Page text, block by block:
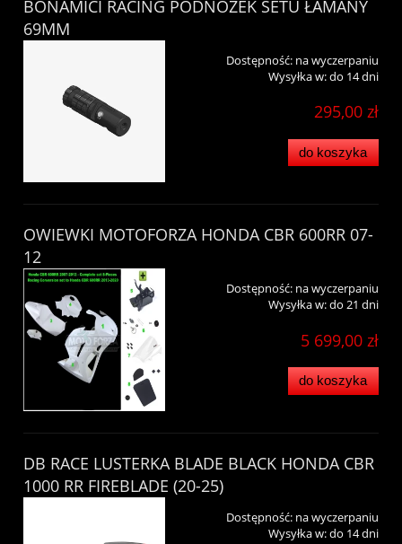
BONAMICI RACING PODNÓŻEK SETU ŁAMANY
69MM
Dostępność: na wyczerpaniu
Wysyłka w:do 14 dni
295,00 zł
do koszyka
OWIEWKI MOTOFORZA HONDA CBR 600RR 07-
12
Dostępność: na wyczerpaniu
Wysyłka w:do 21 dni
5 699,00 zł
do koszyka
DB RACE LUSTERKA BLADE BLACK HONDA CBR
1000 RR FIREBLADE (20-25)
Dostępność: na wyczerpaniu
Wysyłka w:do 14 dni